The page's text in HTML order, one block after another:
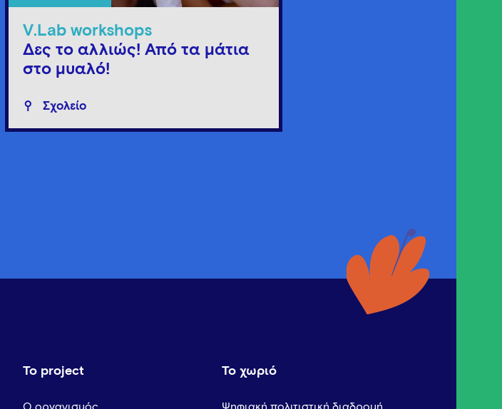
V.Lab workshops
Δες το αλλιώς! Από τα μάτια
στο μυαλό!
Σχολείο
Το project Το χωριό